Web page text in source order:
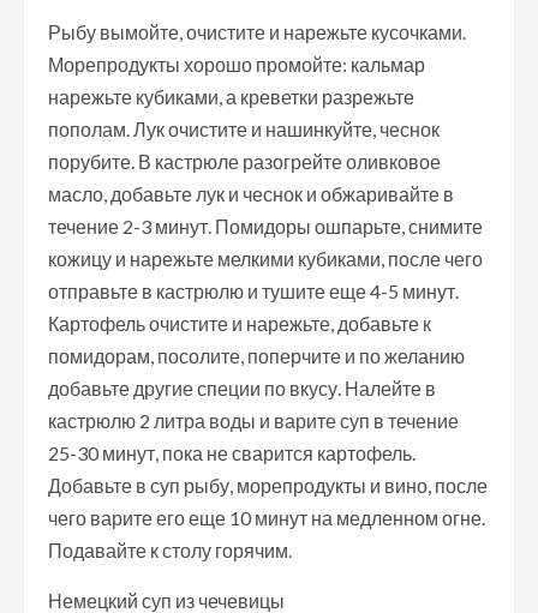
Рыбу вымойте, очистите и нарежьте кусочками.
Морепродукты хорошо промойте: кальмар
нарежьте кубиками, а креветки разрежьте
пополам. Лук очистите и нашинкуйте, чеснок
порубите. В кастрюле разогрейте оливковое
масло, добавьте лук и чеснок и обжаривайте в
течение 2-3 минут. Помидоры ошпарьте, снимите
кожицу и нарежьте мелкими кубиками, после чего
отправьте в кастрюлю и тушите еще 4-5 минут.
Картофель очистите и нарежьте, добавьте к
помидорам, посолите, поперчите и по желанию
добавьте другие специи по вкусу. Налейте в
кастрюлю 2 литра воды и варите суп в течение
25-30 минут, пока не сварится картофель.
Добавьте в суп рыбу, морепродукты и вино, после
чего варите его еще 10 минут на медленном огне.
Подавайте к столу горячим.
Немецкий суп из чечевицы